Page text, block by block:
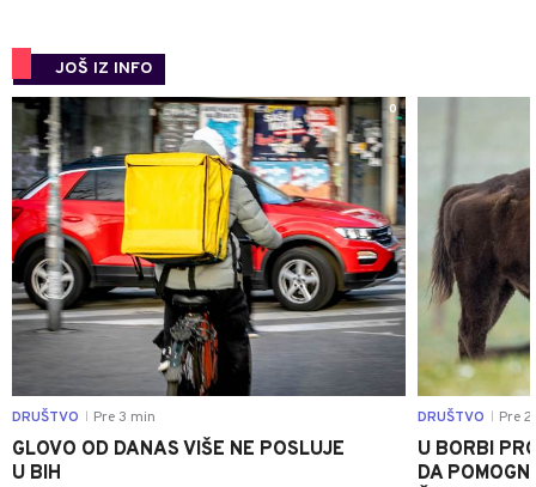
JOŠ IZ INFO
0
DRUŠTVO Pre 3 min
GLOVO OD DANAS VIŠE NE POSLUJE
U BIH
DRUŠTVO Pre
U BORBI
DA